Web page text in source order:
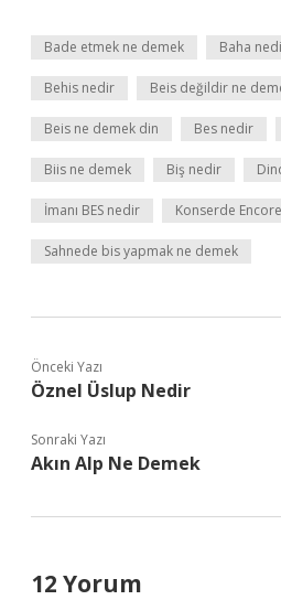
Bade etmek ne demek Baha
Behis nedir Beis değildir ne
Beis ne demek din Bes nedir
Biis ne demek Biş nedir
İmanı BES nedir Konserde
Sahnede bis yapmak ne demek
Önceki Yazı
Öznel Üslup Nedir
Sonraki Yazı
Akın Alp Ne Demek
12 Yorum